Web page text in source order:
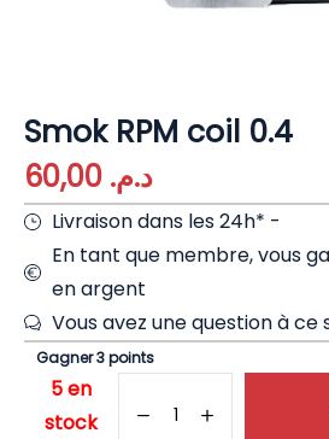
Smok RPM coil 0.4
د.م.
Livraison dans les 24h* -
En tant que membre, vous
en argent
Vous avez une question à ce
Gagner 3 points
5 en
stock